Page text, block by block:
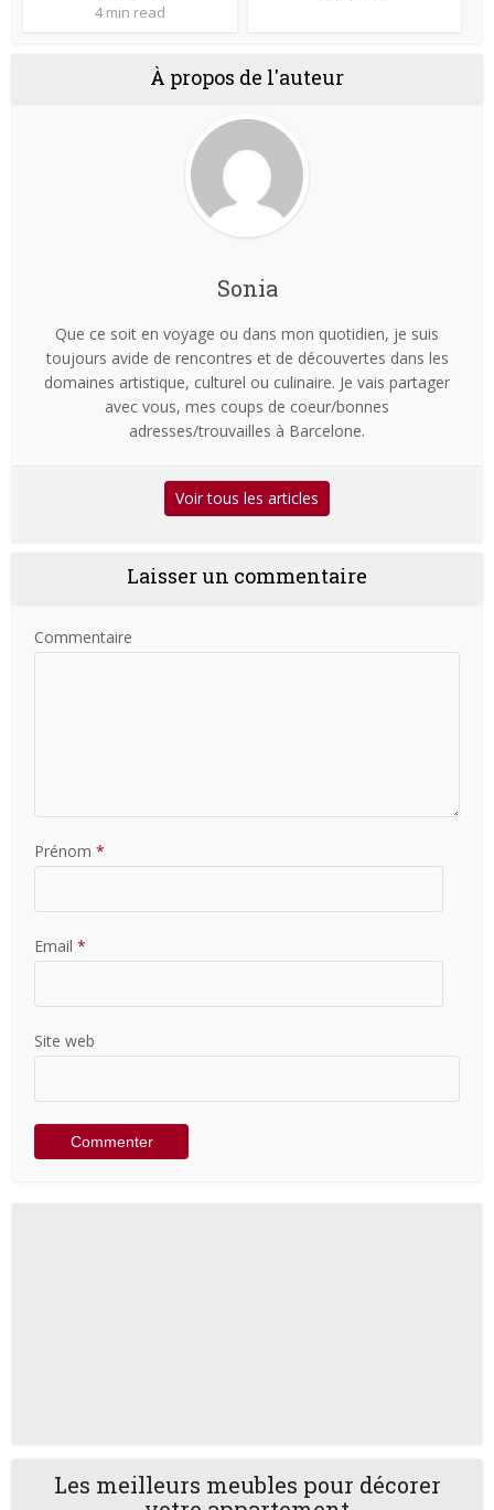
4 min read
À propos de l'auteur
Sonia
Que ce soit en voyage ou dans mon quotidien, je suis
toujours avide de rencontres et de découvertes dans les
domaines artistique, culturel ou culinaire. Je vais partager
avec vous, mes coups de coeur/bonnes
adresses/trouvailles à Barcelone.
Voir tous les articles
Laisser un commentaire
Commentaire
Prénom *
Email *
Site web
Les meilleurs meubles pour décorer